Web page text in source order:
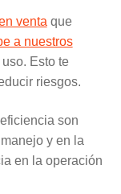
venta que
a nuestros
Esto te
riesgos.
son
y en la
en la operación